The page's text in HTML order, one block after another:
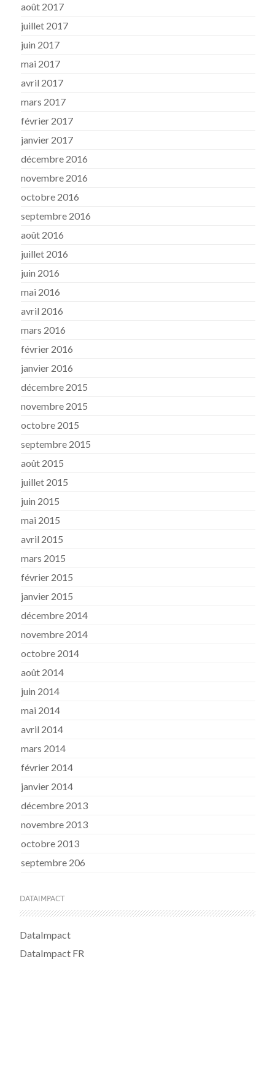
août 2017
juillet 2017
juin 2017
mai 2017
avril 2017
mars 2017
février 2017
janvier 2017
décembre 2016
novembre 2016
octobre 2016
septembre 2016
août 2016
juillet 2016
juin 2016
mai 2016
avril 2016
mars 2016
février 2016
janvier 2016
décembre 2015
novembre 2015
octobre 2015
septembre 2015
août 2015
juillet 2015
juin 2015
mai 2015
avril 2015
mars 2015
février 2015
janvier 2015
décembre 2014
novembre 2014
octobre 2014
août 2014
juin 2014
mai 2014
avril 2014
mars 2014
février 2014
janvier 2014
décembre 2013
novembre 2013
octobre 2013
septembre 206
DATAIMPACT
DataImpact
DataImpact FR